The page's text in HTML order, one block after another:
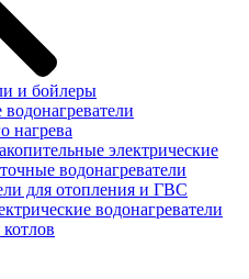
и бойлеры
нагрева
электрические
водонагреватели
для отопления и ГВС
водонагреватели